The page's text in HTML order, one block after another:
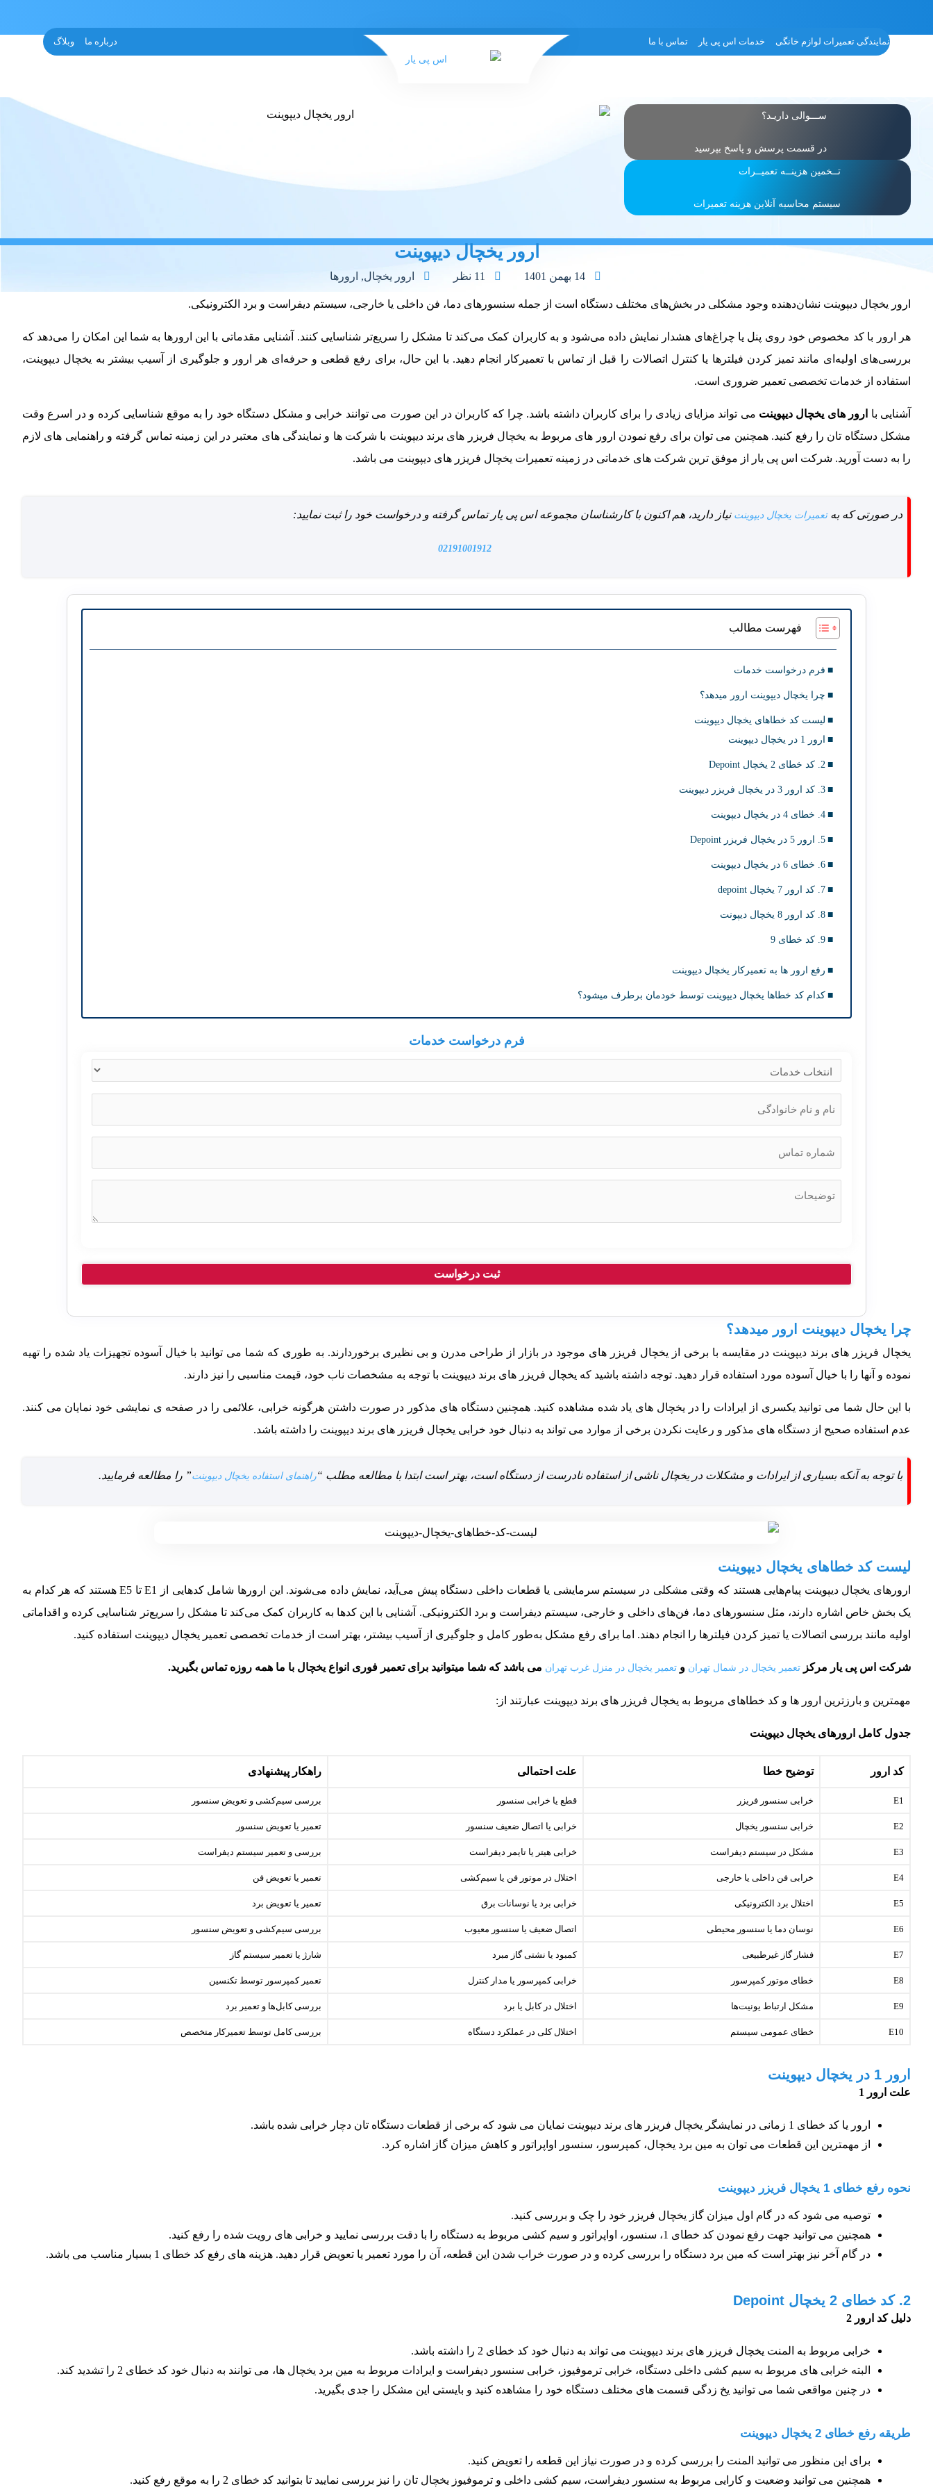
نمایندگی تعمیرات لوازم خانگی خدمات اس پی یار تماس با ما درباره ما وبلاگ
ســـوالی داریـد؟
در قسمت پرسش و پاسخ بپرسید
تــخمین هزینــه تعمیــرات
سیستم محاسبه آنلاین هزینه تعمیرات
ارور یخچال دیپوینت
14 بهمن 1401 11 نظر ارور یخچال, ارورها
ارور یخچال دیپوینت نشان‌دهنده وجود مشکلی در بخش‌های مختلف دستگاه است از جمله سنسورهای دما، فن داخلی یا خارجی، سیستم دیفراست و برد الکترونیکی.
هر ارور با کد مخصوص خود روی پنل یا چراغ‌های هشدار نمایش داده می‌شود و به کاربران کمک می‌کند تا مشکل را سریع‌تر شناسایی کنند. آشنایی مقدماتی با این ارورها به شما این امکان را می‌دهد که
بررسی‌های اولیه‌ای مانند تمیز کردن فیلترها یا کنترل اتصالات را قبل از تماس با تعمیرکار انجام دهید. با این حال، برای رفع قطعی و حرفه‌ای هر ارور و جلوگیری از آسیب بیشتر به یخچال دیپوینت،
استفاده از خدمات تخصصی تعمیر ضروری است.
آشنایی با ارور های یخچال دیپوینت می تواند مزایای زیادی را برای کاربران داشته باشد. چرا که کاربران در این صورت می توانند خرابی و مشکل دستگاه خود را به موقع شناسایی کرده و در اسرع وقت
مشکل دستگاه تان را رفع کنید. همچنین می توان برای رفع نمودن ارور های مربوط به یخچال فریزر های برند دیپوینت با شرکت ها و نمایندگی های معتبر در این زمینه تماس گرفته و راهنمایی های لازم
را به دست آورید. شرکت اس پی یار از موفق ترین شرکت های خدماتی در زمینه تعمیرات یخچال فریزر های دیپوینت می باشد.
در صورتی که بهتعمیرات یخچال دیپوینت نیاز دارید، هم اکنون با کارشناسان مجموعه اس پی یار تماس گرفته و درخواست خود را ثبت نمایید:
02191001912
فهرست مطالب
فرم درخواست خدمات
چرا یخچال دیپوینت ارور میدهد؟
لیست کد خطاهای یخچال دیپوینت
ارور 1 در یخچال دیپوینت
2. کد خطای 2 یخچال Depoint
3. کد ارور 3 در یخچال فریزر دیپوینت
4. خطای 4 در یخچال دیپوینت
5. ارور 5 در یخچال فریزر Depoint
6. خطای 6 در یخچال دیپوینت
7. کد ارور 7 یخچال depoint
8. کد ارور 8 یخچال دیپونت
9. کد خطای 9
رفع ارور ها به تعمیرکار یخچال دیپوینت
کدام کد خطاها یخچال دیپوینت توسط خودمان برطرف میشود؟
فرم درخواست خدمات
چرا یخچال دیپوینت ارور میدهد؟
یخچال فریزر های برند دیپوینت در مقایسه با برخی از یخچال فریزر های موجود در بازار از طراحی مدرن و بی نظیری برخوردارند. به طوری که شما می توانید با خیال آسوده تجهیزات یاد شده را تهیه
نموده و آنها را با خیال آسوده مورد استفاده قرار دهید. توجه داشته باشید که یخچال فریزر های برند دیپوینت با توجه به مشخصات ناب خود، قیمت مناسبی را نیز دارند.
با این حال شما می توانید یکسری از ایرادات را در یخچال های یاد شده مشاهده کنید. همچنین دستگاه های مذکور در صورت داشتن هرگونه خرابی، علائمی را در صفحه ی نمایشی خود نمایان می کنند.
عدم استفاده صحیح از دستگاه های مذکور و رعایت نکردن برخی از موارد می تواند به دنبال خود خرابی یخچال فریزر های برند دیپوینت را داشته باشد.
با توجه به آنکه بسیاری از ایرادات و مشکلات در یخچال ناشی از استفاده نادرست از دستگاه است، بهتر است ابتدا با مطالعه مطلب “راهنمای استفاده یخچال دیپوینت” را مطالعه فرمایید.
لیست کد خطاهای یخچال دیپوینت
ارورهای یخچال دیپوینت پیام‌هایی هستند که وقتی مشکلی در سیستم سرمایشی یا قطعات داخلی دستگاه پیش می‌آید، نمایش داده می‌شوند. این ارورها شامل کدهایی از E1 تا E5 هستند که هر کدام به
یک بخش خاص اشاره دارند، مثل سنسورهای دما، فن‌های داخلی و خارجی، سیستم دیفراست و برد الکترونیکی. آشنایی با این کدها به کاربران کمک می‌کند تا مشکل را سریع‌تر شناسایی کرده و اقداماتی
اولیه مانند بررسی اتصالات یا تمیز کردن فیلترها را انجام دهند. اما برای رفع مشکل به‌طور کامل و جلوگیری از آسیب بیشتر، بهتر است از خدمات تخصصی تعمیر یخچال دیپوینت استفاده کنید.
شرکت اس پی یار مرکز تعمیر یخچال در شمال تهران و تعمیر یخچال در منزل غرب تهران می باشد که شما میتوانید برای تعمیر فوری انواع یخچال با ما همه روزه تماس بگیرید.
مهمترین و بارزترین ارور ها و کد خطاهای مربوط به یخچال فریزر های برند دیپوینت عبارتند از:
جدول کامل ارورهای یخچال دیپوینت
کد ارور توضیح خطا علت احتمالی راهکار پیشنهادی
E1 خرابی سنسور فریزر قطع یا خرابی سنسور بررسی سیم‌کشی و تعویض سنسور
E2 خرابی سنسور یخچال خرابی یا اتصال ضعیف سنسور تعمیر یا تعویض سنسور
E3 مشکل در سیستم دیفراست خرابی هیتر یا تایمر دیفراست بررسی و تعمیر سیستم دیفراست
E4 خرابی فن داخلی یا خارجی اختلال در موتور فن یا سیم‌کشی تعمیر یا تعویض فن
E5 اختلال برد الکترونیکی خرابی برد یا نوسانات برق تعمیر یا تعویض برد
E6 نوسان دما یا سنسور محیطی اتصال ضعیف یا سنسور معیوب بررسی سیم‌کشی و تعویض سنسور
E7 فشار گاز غیرطبیعی کمبود یا نشتی گاز مبرد شارژ یا تعمیر سیستم گاز
E8 خطای موتور کمپرسور خرابی کمپرسور یا مدار کنترل تعمیر کمپرسور توسط تکنسین
E9 مشکل ارتباط یونیت‌ها اختلال در کابل یا برد بررسی کابل‌ها و تعمیر برد
E10 خطای عمومی سیستم اختلال کلی در عملکرد دستگاه بررسی کامل توسط تعمیرکار متخصص
ارور 1 در یخچال دیپوینت
علت ارور 1
ارور یا کد خطای 1 زمانی در نمایشگر یخچال فریزر های برند دیپوینت نمایان می شود که برخی از قطعات دستگاه تان دچار خرابی شده باشد.
از مهمترین این قطعات می توان به مین برد یخچال، کمپرسور، سنسور اواپراتور و کاهش میزان گاز اشاره کرد.
نحوه رفع خطای 1 یخچال فریزر دیپوینت
توصیه می شود که در گام اول میزان گاز یخچال فریزر خود را چک و بررسی کنید.
همچنین می توانید جهت رفع نمودن کد خطای 1، سنسور، اواپراتور و سیم کشی مربوط به دستگاه را با دقت بررسی نمایید و خرابی های رویت شده را رفع کنید.
در گام آخر نیز بهتر است که مین برد دستگاه را بررسی کرده و در صورت خراب شدن این قطعه، آن را مورد تعمیر یا تعویض قرار دهید. هزینه های رفع کد خطای 1 بسیار مناسب می باشد.
2. کد خطای 2 یخچال Depoint
دلیل کد ارور 2
خرابی مربوط به المنت یخچال فریزر های برند دیپوینت می تواند به دنبال خود کد خطای 2 را داشته باشد.
البته خرابی های مربوط به سیم کشی داخلی دستگاه، خرابی ترموفیوز، خرابی سنسور دیفراست و ایرادات مربوط به مین برد یخچال ها، می توانند به دنبال خود کد خطای 2 را تشدید کند.
در چنین مواقعی شما می توانید یخ زدگی قسمت های مختلف دستگاه خود را مشاهده کنید و بایستی این مشکل را جدی بگیرید.
طریقه رفع خطای 2 یخچال دیپوینت
برای این منظور می توانید المنت را بررسی کرده و در صورت نیاز این قطعه را تعویض کنید.
همچنین می توانید وضعیت و کارایی مربوط به سنسور دیفراست، سیم کشی داخلی و ترموفیوز یخچال تان را نیز بررسی نمایید تا بتوانید کد خطای 2 را به موقع رفع کنید.